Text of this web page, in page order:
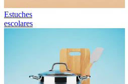
Estuches
escolares